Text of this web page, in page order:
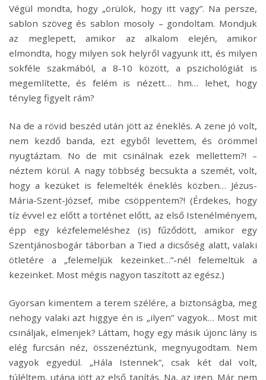
Végül mondta, hogy „örülök, hogy itt vagy”. Na persze,
sablon szöveg és sablon mosoly – gondoltam. Mondjuk
az meglepett, amikor az alkalom elején, amikor
elmondta, hogy milyen sok helyről vagyunk itt, és milyen
sokféle szakmából, a 8-10 között, a pszichológiát is
megemlítette, és felém is nézett… hm… lehet, hogy
tényleg figyelt rám?
Na de a rövid beszéd után jött az éneklés. A zene jó volt,
nem kezdő banda, ezt egyből levettem, és örömmel
nyugtáztam. No de mit csinálnak ezek mellettem?! –
néztem körül. A nagy többség becsukta a szemét, volt,
hogy a kezüket is felemelték éneklés közben… Jézus-
Mária-Szent-József, mibe csöppentem?! (Érdekes, hogy
tíz évvel ez előtt a történet előtt, az első Istenélményem,
épp egy kézfelemeléshez (is) fűződött, amikor egy
Szentjánosbogár táborban a Tied a dicsőség alatt, valaki
ötletére a „felemeljük kezeinket…”-nél felemeltük a
kezeinket. Most mégis nagyon taszított az egész.)
Gyorsan kimentem a terem szélére, a biztonságba, meg
nehogy valaki azt higgye én is „ilyen” vagyok… Most mit
csináljak, elmenjek? Láttam, hogy egy másik újonc lány is
elég furcsán néz, összenéztünk, megnyugodtam. Nem
vagyok egyedül. „Hála Istennek”, csak két dal volt,
túléltem, utána jött az első tanítás. Na, az igen. Már nem